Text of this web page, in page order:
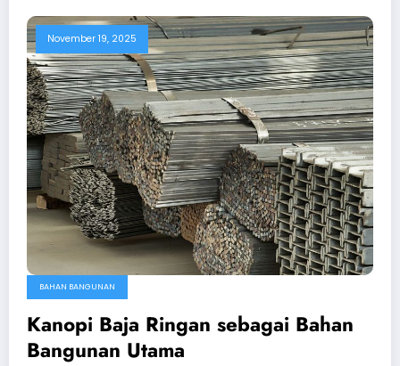
November 19, 2025
BAHAN BANGUNAN
Kanopi Baja Ringan sebagai Bahan
Bangunan Utama